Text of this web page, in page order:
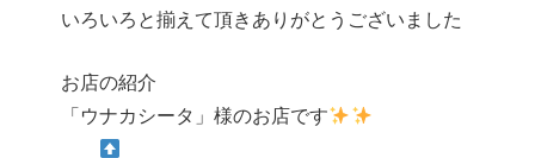
いろいろと揃えて頂きありがとうございました
お店の紹介
「ウナカシータ」様のお店です